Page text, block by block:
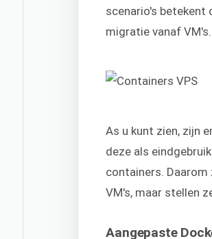
scenario's betekent
migratie vanaf VM's.
As u kunt zien, zijn
deze als
containers.
VM's, maar stellen
Aangepaste